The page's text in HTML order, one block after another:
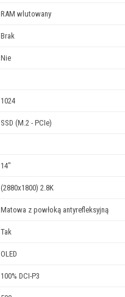
RAM wlutowany
Brak
Nie
1024
SSD (M.2 - PCIe)
14"
(2880x1800) 2.8K
Matowa z powłoką antyrefleksyjną
Tak
OLED
100% DCI-P3